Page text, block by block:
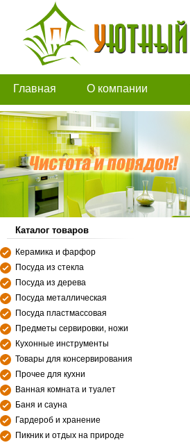
Главная О компании
Каталог товаров
Керамика и фарфор
Посуда из стекла
Посуда из дерева
Посуда металлическая
Посуда пластмассовая
Предметы сервировки, ножи
Кухонные инструменты
Товары для консервирования
Прочее для кухни
Ванная комната и туалет
Баня и сауна
Гардероб и хранение
Пикник и отдых на природе